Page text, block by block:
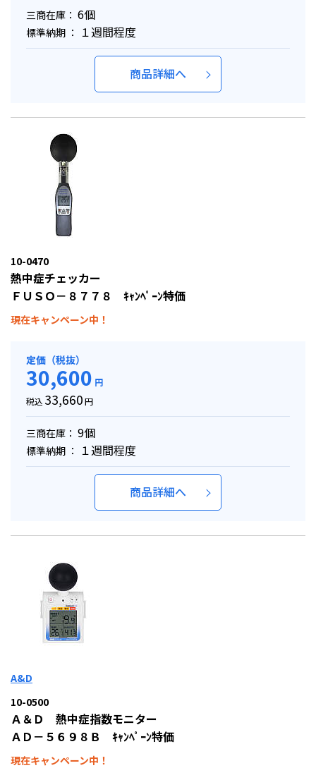
三商在庫： 6個
標準納期 ： １週間程度
商品詳細へ
10-0470
熱中症チェッカー
ＦＵＳＯ－８７７８ ｷｬﾝﾍﾟｰﾝ特価
現在キャンペーン中！
定価（税抜）
30,600 円
税込 33,660円
三商在庫： 9個
標準納期 ： １週間程度
商品詳細へ
A&D
10-0500
Ａ＆Ｄ 熱中症指数モニター
ＡＤ－５６９８Ｂ ｷｬﾝﾍﾟｰﾝ特価
現在キャンペーン中！